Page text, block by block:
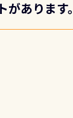
があります。